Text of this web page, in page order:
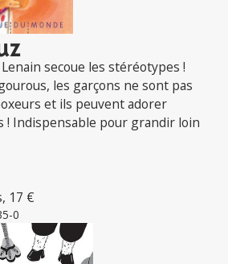
secoue les stéréotypes !
les garçons ne sont pas
et ils peuvent adorer
! Indispensable pour grandir loin
17 €
0